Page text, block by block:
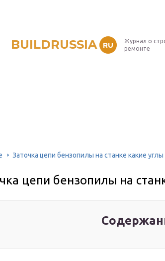
BUILDRUSSIA RU
Журнал о
ремонте
Заточка цепи бензопилы на станке какие углы
цепи бензопилы на